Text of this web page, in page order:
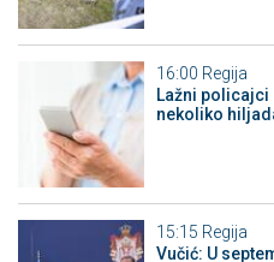
16:00 Regija
Lažni
nekoliko
15:15 Regija
Vučić: U